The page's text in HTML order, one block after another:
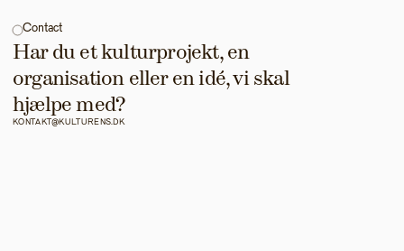
Contact
Har du et kulturprojekt, en
organisation eller en idé, vi skal
hjælpe med?
KONTAKT@KULTURENS.DK